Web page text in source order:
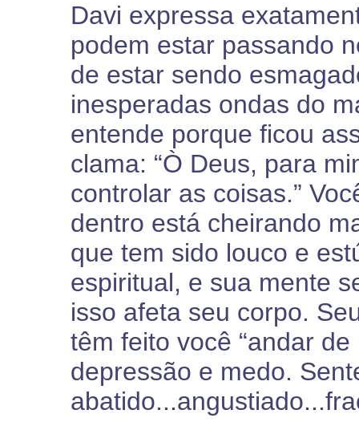
Davi expressa
podem estar passando
de estar sendo
inesperadas ondas do
entende porque ficou
clama: “Ò Deus, para
controlar as coisas.”
dentro está cheirando
que tem sido louco e
espiritual, e sua mente
isso afeta seu corpo.
têm feito você “andar
depressão e medo.